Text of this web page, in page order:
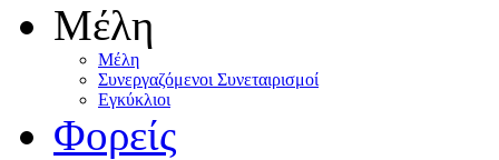
Μέλη
Mέλη
Συνεργαζόμενοι Συνεταιρισμοί
Εγκύκλιοι
Φορείς